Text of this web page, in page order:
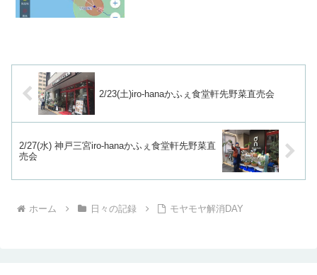
2/23(土)iro-hanaかふぇ食堂軒先野菜直売会
2/27(水) 神戸三宮iro-hanaかふぇ食堂軒先野菜直
売会
ホーム 日々の記録 モヤモヤ解消DAY